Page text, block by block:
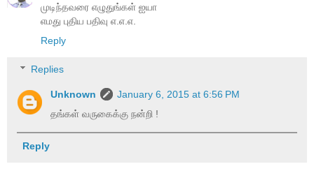
முடிந்தவரை எழுதுங்கள் ஐயா
எமது புதிய பதிவு எ.எ.எ.
Reply
Replies
Unknown
January 6, 2015 at 6:56 PM
தங்கள் வருகைக்கு நன்றி !
Reply